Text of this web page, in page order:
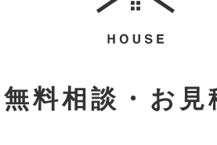
無料相談・お見